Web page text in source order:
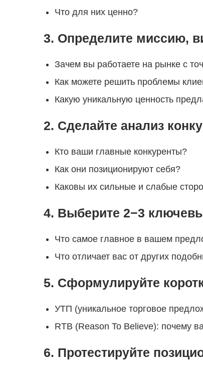
Что для них ценно?
3. Определите миссию,
Зачем вы работаете на рынке с
Как можете решить проблемы
Какую уникальную ценность
2. Сделайте анализ
Кто ваши главные конкуренты?
Как они позиционируют себя?
Каковы их сильные и слабые
4. Выберите 2−3
Что самое главное в вашем
Что отличает вас от других
5. Сформулируйте
УТП (уникальное торговое
RTB (Reason To Believe): почему
6. Протестируйте